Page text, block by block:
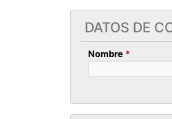
DATOS DE
Nombre *